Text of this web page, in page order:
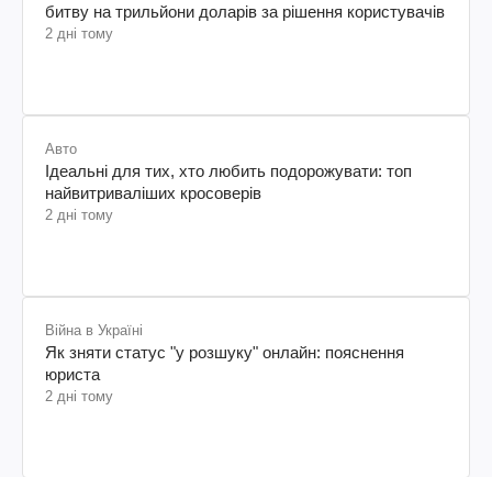
битву на трильйони доларів за рішення користувачів
2 дні тому
Авто
Ідеальні для тих, хто любить подорожувати: топ
найвитриваліших кросоверів
2 дні тому
Війна в Україні
Як зняти статус "у розшуку" онлайн: пояснення
юриста
2 дні тому